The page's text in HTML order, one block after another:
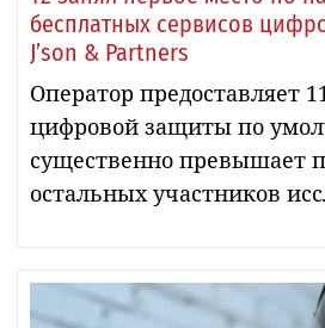
бесплатных сервисов
J’son & Partners
Оператор предоставляет
цифровой защиты по
существенно превышает
остальных участников